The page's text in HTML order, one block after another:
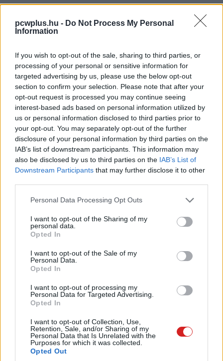
pcwplus.hu - Do Not Process My Personal
Information
If you wish to opt-out of the sale, sharing to third parties, or
processing of your personal or sensitive information for
targeted advertising by us, please use the below opt-out
section to confirm your selection. Please note that after your
opt-out request is processed you may continue seeing
interest-based ads based on personal information utilized by
us or personal information disclosed to third parties prior to
your opt-out. You may separately opt-out of the further
disclosure of your personal information by third parties on the
IAB’s list of downstream participants. This information may
also be disclosed by us to third parties on the IAB’s List of
Downstream Participants that may further disclose it to other
Please note that this website/app uses one or more Google
not limited to your visit or usage behaviour. You may click to
grant or deny consent to Google and its third-party tags to
use your data for below specified purposes in below Google
consent section.
Personal Data Processing Opt Outs
I want to opt-out of the Sharing of my
personal data.
Opted In
I want to opt-out of the Sale of my
Personal Data.
Opted In
I want to opt-out of processing my
Personal Data for Targeted Advertising.
Opted In
I want to opt-out of Collection, Use,
Retention, Sale, and/or Sharing of my
Personal Data that Is Unrelated with the
Purposes for which it was collected.
Opted Out
Az ID nincs hozzárendelve a Microsoft-fiókodhoz sem,
és ha több gépet is használsz, akkor mindhez külön
Adatvédelem és biztonság | Általános útvonalon tudod
kikapcsolni - ezt követően a Windows 11 nem készít
rólad hirdetési profilt. Persze ez nem azt jelenti, hogy
kevesebb reklámot fogsz látni a Microsoft által
ellenőrzött felületeken, hanem csak azt, hogy azok
véletlenszerűen jelennek majd meg, nem lesznek "rád
akarsz menni, akkor kapcsold ki valamennyit.
Diagnosztikai adatok kezelése
A Windows 11 a használat során diagnosztikai célú
adatokat is gyűjt. Ezeket az adatokat a Microsoft -
elvileg - arra használja fel, hogy a rendszert